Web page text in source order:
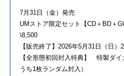
7月31日（金）発売
UMストア限定セット【CD＋BD＋
\8,500
【販売終了】2026年5月31日（日）
【全形態初回封入特典】 特製ダ
うち1枚ランダム封入）